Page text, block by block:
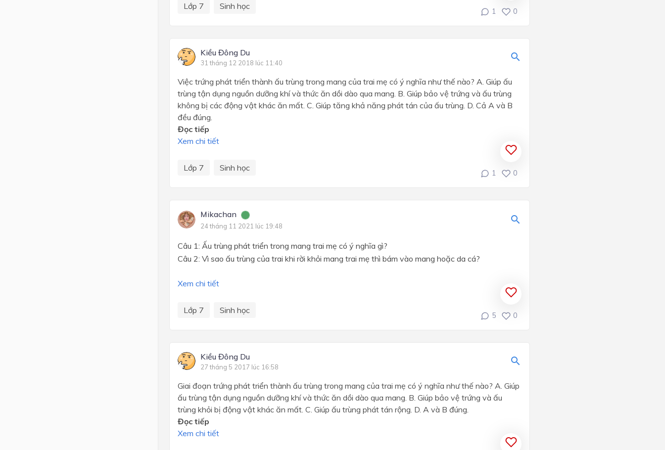
Lớp 7 Sinh học
1 0
Kiều Đông Du
31 tháng 12 2018 lúc 11:40
Việc trứng phát triển thành ấu trùng trong mang của trai mẹ có ý nghĩa như thế nào? A. Giúp ấu
trùng tận dụng nguồn dưỡng khí và thức ăn dồi dào qua mang. B. Giúp bảo vệ trứng và ấu trùng
không bị các động vật khác ăn mất. C. Giúp tăng khả năng phát tán của ấu trùng. D. Cả A và B
đều đúng.
Đọc tiếp
Xem chi tiết
Lớp 7 Sinh học
1 0
Mikachan
24 tháng 11 2021 lúc 19:48
Câu 1: Ấu trùng phát triển trong mang trai mẹ có ý nghĩa gì?
Câu 2: Vì sao ấu trùng của trai khi rời khỏi mang trai mẹ thì bám vào mang hoặc da cá?
Xem chi tiết
Lớp 7 Sinh học
5 0
Kiều Đông Du
27 tháng 5 2017 lúc 16:58
Giai đoạn trứng phát triển thành ấu trùng trong mang của trai mẹ có ý nghĩa như thế nào? A. Giúp
ấu trùng tận dụng nguồn dưỡng khí và thức ăn dồi dào qua mang. B. Giúp bảo vệ trứng và ấu
trùng khỏi bị động vật khác ăn mất. C. Giúp ấu trùng phát tán rộng. D. A và B đúng.
Đọc tiếp
Xem chi tiết